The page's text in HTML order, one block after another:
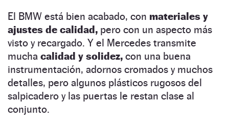
El BMW está bien acabado, con materiales y
ajustes de calidad, pero con un aspecto más
visto y recargado. Y el Mercedes transmite
mucha calidad y solidez, con una buena
instrumentación, adornos cromados y muchos
detalles, pero algunos plásticos rugosos del
salpicadero y las puertas le restan clase al
conjunto.